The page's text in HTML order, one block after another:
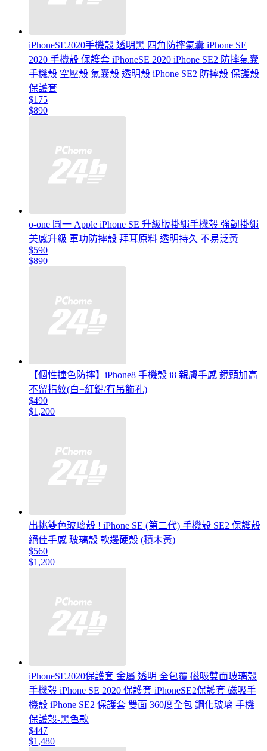
iPhoneSE2020手機殼 透明黑 四角防摔氣囊 iPhone SE
2020 手機殼 保護套 iPhoneSE 2020 iPhone SE2 防摔氣囊
手機殼 空壓殼 氣囊殼 透明殼 iPhone SE2 防摔殼 保護殼
保護套
$175
$890
o-one 圓一 Apple iPhone SE 升級版掛繩手機殼 強韌掛繩
美感升級 軍功防摔殼 拜耳原料 透明持久 不易泛黃
$590
$890
【個性撞色防摔】iPhone8 手機殼 i8 親膚手感 鏡頭加高
不留指紋(白+紅鍵/有吊飾孔)
$490
$1,200
出挑雙色玻璃殼 ! iPhone SE (第二代) 手機殼 SE2 保護殼
絕佳手感 玻璃殼 軟邊硬殼 (積木黃)
$560
$1,200
iPhoneSE2020保護套 金屬 透明 全包覆 磁吸雙面玻璃殼
手機殼 iPhone SE 2020 保護套 iPhoneSE2保護套 磁吸手
機殼 iPhone SE2 保護套 雙面 360度全包 鋼化玻璃 手機
保護殼-黑色款
$447
$1,480